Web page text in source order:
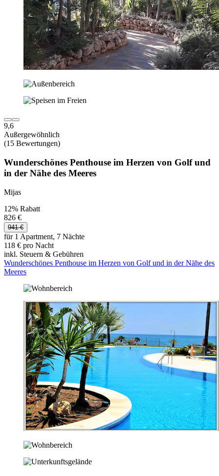
9,6
Außergewöhnlich
(15 Bewertungen)
Wunderschönes Penthouse im Herzen von Golf und
in der Nähe des Meeres
Mijas
12% Rabatt
826 €
941 €
für 1 Apartment, 7 Nächte
118 € pro Nacht
inkl. Steuern & Gebühren
Wunderschönes Penthouse im Herzen von Golf und in der Nähe des
Meeres